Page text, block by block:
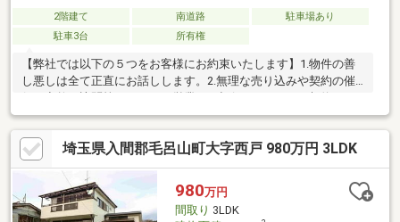
2階建て 南道路
駐車場あり
駐車3台
所有権
【弊社では以下の５つをお客様にお約束いたします】1.物件の善
し悪しは全て正直にお話しします。2.無理な売り込みや契約の催
ら終わりではなくお引き渡し後、お引越し後もお客様のパートナ
ーであること。 4.ウソやおとり広告は一切使いません。(データ更
新は迅速に行います。）5.お客様の個人情報は細心の注意を払っ
て取り扱いします。
埼玉県入間郡毛呂山町大字西戸 980万円 3LDK
980万円
間取り 3LDK